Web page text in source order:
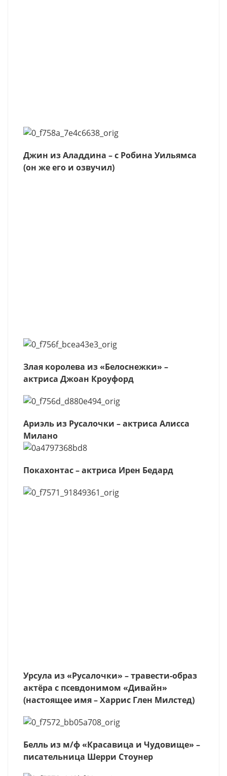
Джин из Аладдина – c Робина Уильямса
(он же его и озвучил)
Злая королева из «Белоснежки» –
актриса Джоан Кроуфорд
Ариэль из Русалочки – актриса Алисса
Милано
Покахонтас – актриса Ирен Бедард
Урсула из «Русалочки» – травести-образ
актёра с псевдонимом «Дивайн»
(настоящее имя – Харрис Глен Милстед)
Белль из м/ф «Красавица и Чудовище» –
писательница Шерри Стоунер